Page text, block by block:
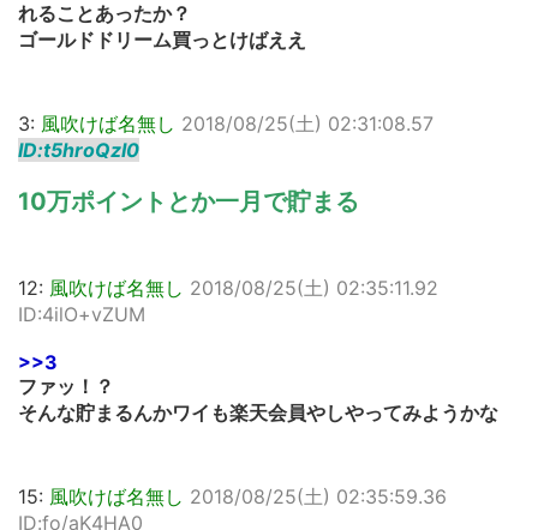
れることあったか？
ゴールドドリーム買っとけばええ
3: 風吹けば名無し 2018/08/25(土) 02:31:08.57
ID:t5hroQzI0
10万ポイントとか一月で貯まる
12: 風吹けば名無し 2018/08/25(土) 02:35:11.92
ID:4ilO+vZUM
>>3
ファッ！？
そんな貯まるんかワイも楽天会員やしやってみようかな
15: 風吹けば名無し 2018/08/25(土) 02:35:59.36
ID:fo/aK4HA0